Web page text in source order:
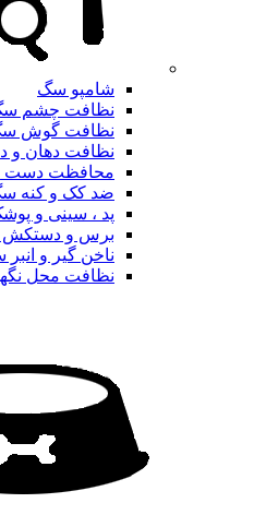
شامپو سگ
نظافت چشم
نظافت گوش
نظافت دهان و
محافظت دست
ضد کک و کنه
پد ، سینی و
برس و
ناخن گیر و
نظافت محل